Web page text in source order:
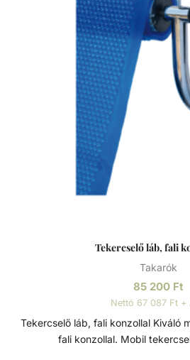
mértékben csökken, ezért a
üzemideje is csökken -
Anyagvastagság kör alakú
mikron, ovál takaróknál 250
vegyszerezés mellett
Medencetakarás előnyei: - csökken a párolgás, ezáltal a
hőveszteség is - csökken a párolgás okozta vízveszteség,
és ezzel a friss víz utánpótlás is - csökken a medence
hősugárzása, így lassul a víz lehűlése -
vegyszerfelhasználás mennyisége
meghosszabbodik a fürdési idény - egyes medencetakaró
Tekercselő láb, fali
Takarók
85 200 Ft
Nettó 67 087 Ft +
Tekercselő láb, fali konzollal Kiváló minőségű tekercselő láb
fali konzollal. Mobil